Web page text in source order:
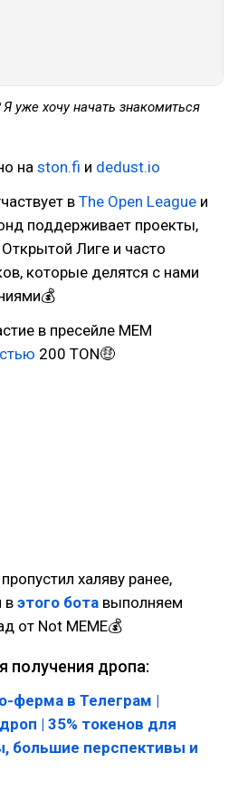
уже хочу начать знакомиться
наston.fi и dedust.io
вThe Open League и
поддерживает проекты,
Лиге и часто
которые делятся с нами
в пресейле MEM
200 TON🤑
халяву ранее,
в этого бота выполняем
от Not MEME💰
получения дропа:
ферма в Телеграм |
| 35% токенов для
большие перспективы и